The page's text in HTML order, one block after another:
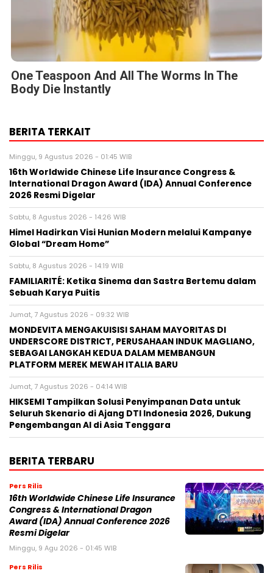
One Teaspoon And All The Worms In The
Body Die Instantly
BERITA TERKAIT
Minggu, 9 Agustus 2026 - 01:45 WIB
16th Worldwide Chinese Life Insurance Congress &
International Dragon Award (IDA) Annual Conference
2026 Resmi Digelar
Sabtu, 8 Agustus 2026 - 14:26 WIB
Himel Hadirkan Visi Hunian Modern melalui Kampanye
Global “Dream Home”
Sabtu, 8 Agustus 2026 - 14:19 WIB
FAMILIARITÉ: Ketika Sinema dan Sastra Bertemu dalam
Sebuah Karya Puitis
Jumat, 7 Agustus 2026 - 09:32 WIB
MONDEVITA MENGAKUISISI SAHAM MAYORITAS DI
UNDERSCORE DISTRICT, PERUSAHAAN INDUK MAGLIANO,
SEBAGAI LANGKAH KEDUA DALAM MEMBANGUN
PLATFORM MEREK MEWAH ITALIA BARU
Jumat, 7 Agustus 2026 - 04:14 WIB
HIKSEMI Tampilkan Solusi Penyimpanan Data untuk
Seluruh Skenario di Ajang DTI Indonesia 2026, Dukung
Pengembangan AI di Asia Tenggara
BERITA TERBARU
Pers Rilis
16th Worldwide Chinese Life Insurance
Congress & International Dragon
Award (IDA) Annual Conference 2026
Resmi Digelar
Minggu, 9 Agu 2026 - 01:45 WIB
Pers Rilis